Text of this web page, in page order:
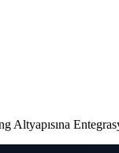
Altyapısına